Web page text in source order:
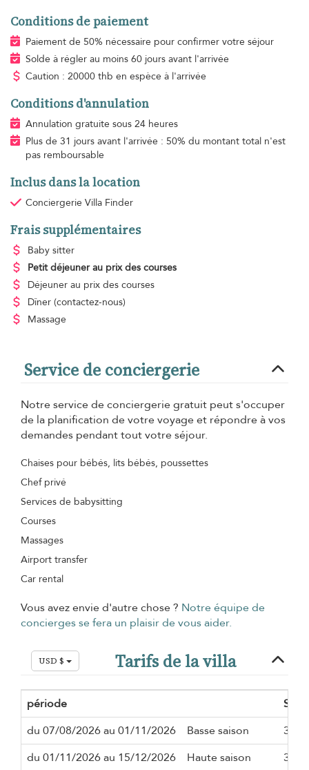
Conditions de paiement
Paiement de 50% nécessaire pour confirmer votre séjour
Solde à régler au moins 60 jours avant l'arrivée
Caution : 20000 thb en espèce à l'arrivée
Conditions d'annulation
Annulation gratuite sous 24 heures
Plus de 31 jours avant l'arrivée : 50% du montant total n'est
pas remboursable
Inclus dans la location
Conciergerie Villa Finder
Frais supplémentaires
Baby sitter
Petit déjeuner au prix des courses
Déjeuner au prix des courses
Dîner (contactez-nous)
Massage
Service de conciergerie
Notre service de conciergerie gratuit peut s'occuper
de la planification de votre voyage et répondre à vos
demandes pendant tout votre séjour.
Chaises pour bébés, lits bébés, poussettes
Chef privé
Services de babysitting
Courses
Massages
Airport transfer
Car rental
Vous avez envie d'autre chose ? Notre équipe de
concierges se fera un plaisir de vous aider.
USD $ Tarifs de la villa
période
du 07/08/2026 au 01/11/2026
Basse saison
3
du 01/11/2026 au 15/12/2026
Haute saison
3